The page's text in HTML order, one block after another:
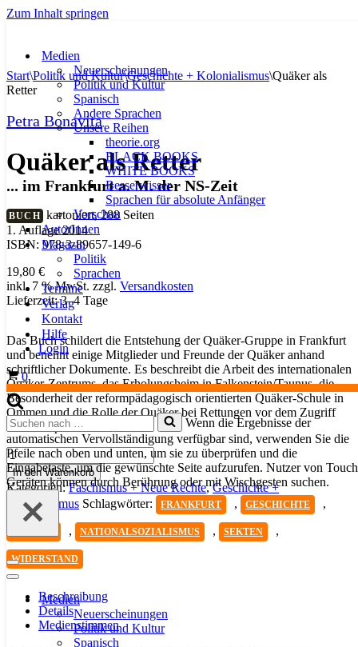
Zum Inhalt springen
Medien
Neuerscheinungen
Politik und Kultur
Spanisch
Andere Sprachen
Unsere Reihen
theorie.org
BLACK BOOKS
WHITE BOOKS
Besserwisser
Sprachen für absolute Anfänger
Vorschau
AutorInnen
Magazin
Politik
Sprachen
Termine
Verlag
Kontakt
Hilfe
Login
Warenkorb
0
Suchen
nach …
Wenn die Ergebnisse der
automatischen Vervollständigung verfügbar sind, verwenden Sie die
Pfeile nach oben und unten, um sie zu überprüfen und die
Eingabetaste, um die gewünschte Seite aufzurufen. Nutzer von
Geräten können durch Berührung oder mit Wischgesten suchen.
Navigationsmenü
Navigationsmenü
Medien
Neuerscheinungen
Politik und Kultur
Spanisch
Start\Politik und Kultur\Geschichte + Kolonialismus\Quäker als
Retter
Petra Bonavita
Quäker als Retter
... im Frankfurt a. M. der NS-Zeit
BUCH kartoniert, 288 Seiten
1. Auflage 2014
ISBN: 978-3-89657-149-6
19,80 €
inkl. 7 % MwSt. zzgl. Versandkosten
Lieferzeit:3–4 Tage
Das Buch schildert die Entstehung der Quäker-Gruppe in Frankfurt
und benennt einige Mitglieder und Freunde der Quäker anhand
schriftlicher Dokumente. Es beschreibt die Arbeit des internationalen
Quäker-Zentrums, das Erholungsheim in Falkenstein/Taunus, die
Besonderheit der reformpädagogisch orientierten Quäker-Schule in
Ommen und die Rolle der Quäker bei Rettungen vor dem Zugriff
der Gestapo.
Quäker
als
Retter
Menge
In den Warenkorb
Kategorien:Faschismus + Neue Rechte,Geschichte +
Kolonialismus Schlagwörter: FRANKFURT , GESCHICHTE ,
, NATIONALSOZIALISMUS , SEKTEN ,
WIDERSTAND
Beschreibung
Details
Medienstimmen